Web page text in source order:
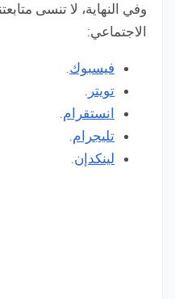
وفي النهاية، لا تنسى
الاجتماعي:
فيسبوك.
تويتر .
انستقرام.
تليجرام.
لينكدإن.